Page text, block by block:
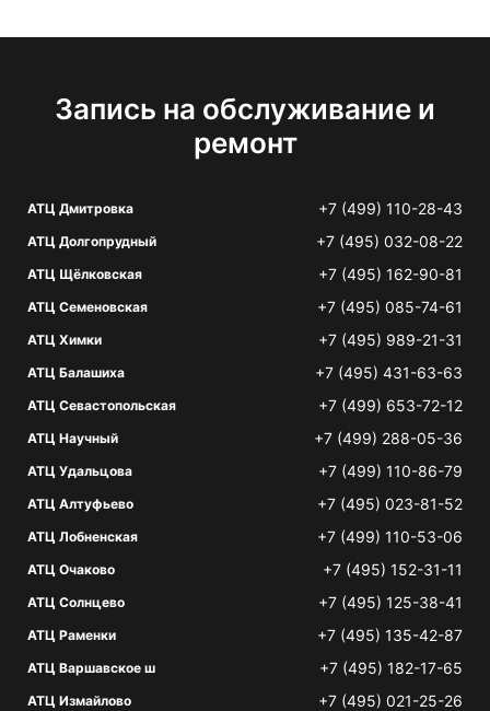
Запись на обслуживание и
ремонт
АТЦ Дмитровка +7 (499) 110-28-43
АТЦ Долгопрудный +7 (495) 032-08-22
АТЦ Щёлковская +7 (495) 162-90-81
АТЦ Семеновская +7 (495) 085-74-61
АТЦ Химки +7 (495) 989-21-31
АТЦ Балашиха +7 (495) 431-63-63
АТЦ Севастопольская +7 (499) 653-72-12
АТЦ Научный +7 (499) 288-05-36
АТЦ Удальцова +7 (499) 110-86-79
АТЦ Алтуфьево +7 (495) 023-81-52
АТЦ Лобненская +7 (499) 110-53-06
АТЦ Очаково +7 (495) 152-31-11
АТЦ Солнцево +7 (495) 125-38-41
АТЦ Раменки +7 (495) 135-42-87
АТЦ Варшавское ш +7 (495) 182-17-65
АТЦ Измайлово +7 (495) 021-25-26